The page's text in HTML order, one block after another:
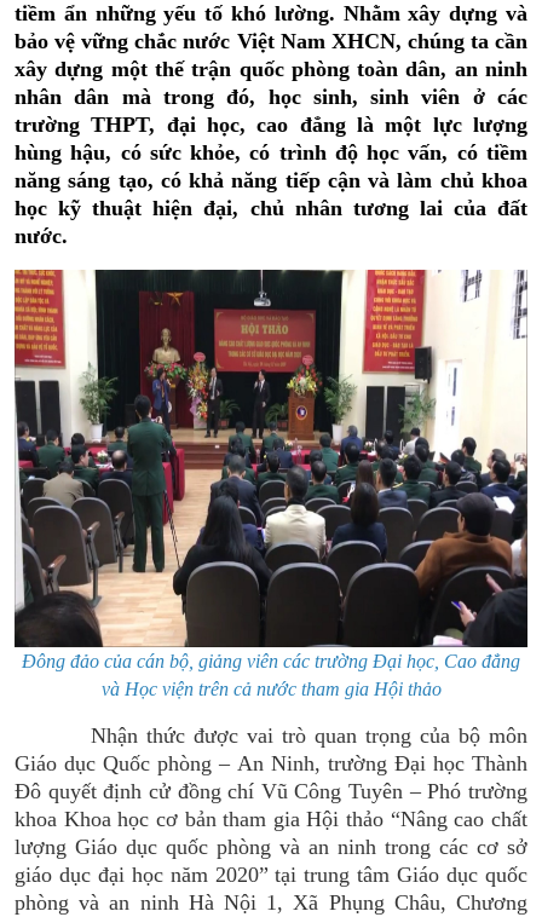
tiềm ẩn những yếu tố khó lường. Nhằm xây dựng và
bảo vệ vững chắc nước Việt Nam XHCN, chúng ta cần
xây dựng một thế trận quốc phòng toàn dân, an ninh
nhân dân mà trong đó, học sinh, sinh viên ở các
trường THPT, đại học, cao đẳng là một lực lượng
hùng hậu, có sức khỏe, có trình độ học vấn, có tiềm
năng sáng tạo, có khả năng tiếp cận và làm chủ khoa
học kỹ thuật hiện đại, chủ nhân tương lai của đất
nước.
Đông đảo của cán bộ, giảng viên các trường Đại học, Cao đẳng
và Học viện trên cả nước tham gia Hội thảo
Nhận thức được vai trò quan trọng của bộ môn
Giáo dục Quốc phòng – An Ninh, trường Đại học Thành
Đô quyết định cử đồng chí Vũ Công Tuyên – Phó trường
khoa Khoa học cơ bản tham gia Hội thảo “Nâng cao chất
lượng Giáo dục quốc phòng và an ninh trong các cơ sở
giáo dục đại học năm 2020” tại trung tâm Giáo dục quốc
phòng và an ninh Hà Nội 1, Xã Phụng Châu, Chương